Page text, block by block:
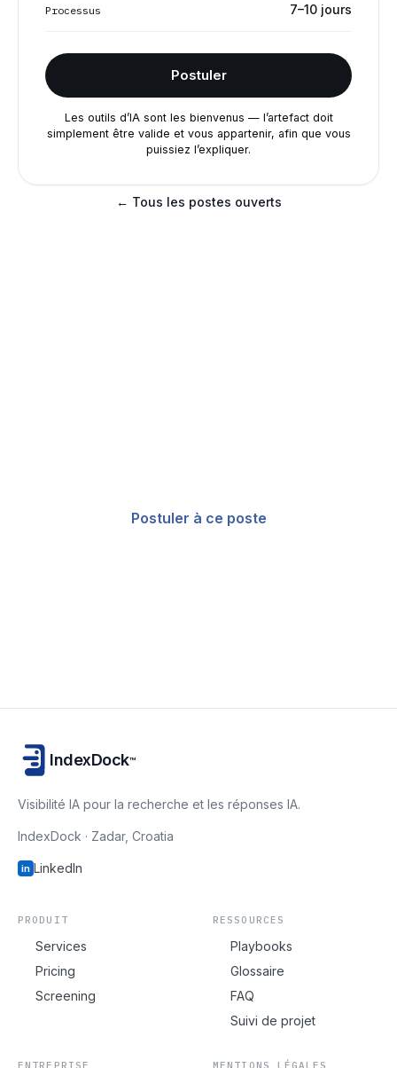
Processus 7–10 jours
Postuler
Les outils d’IA sont les bienvenus — l’artefact doit
simplement être valide et vous appartenir, afin que vous
puissiez l’expliquer.
← Tous les postes ouverts
Postuler à ce poste
IndexDock™
Visibilité IA pour la recherche et les réponses IA.
IndexDock · Zadar, Croatia
in LinkedIn
PRODUIT
Services
Pricing
Screening
RESSOURCES
Playbooks
Glossaire
FAQ
Suivi de projet
ENTREPRISE MENTIONS LÉGALES